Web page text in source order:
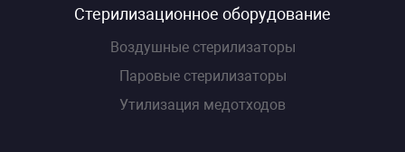
Стерилизационное оборудование
Воздушные стерилизаторы
Паровые стерилизаторы
Утилизация медотходов